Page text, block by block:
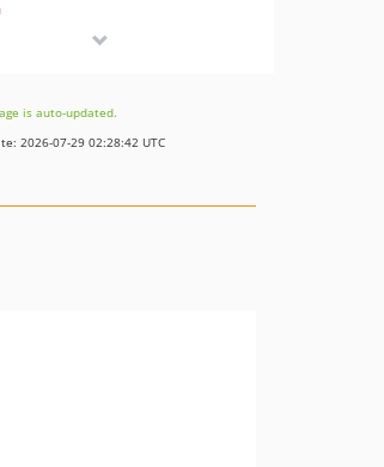
is auto-updated.
2026-07-29 02:28:42 UTC